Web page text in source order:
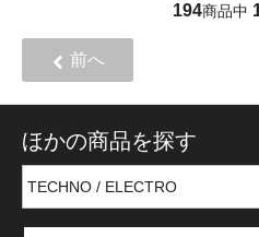
194商品中
前へ
ほかの商品を探す